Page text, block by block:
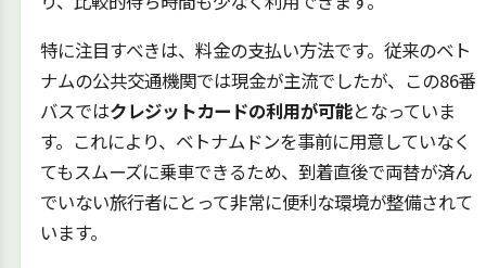
特に注目すべきは、料金の支払い方法です。従来のベト
ナムの公共交通機関では現金が主流でしたが、この86番
バスではクレジットカードの利用が可能となっていま
す。これにより、ベトナムドンを事前に用意していなく
てもスムーズに乗車できるため、到着直後で両替が済ん
でいない旅行者にとって非常に便利な環境が整備されて
います。